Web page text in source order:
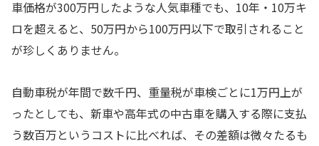
車価格が300万円したような人気車種でも、10年・10万キ
ロを超えると、50万円から100万円以下で取引されること
が珍しくありません。
自動車税が年間で数千円、重量税が車検ごとに1万円上が
ったとしても、新車や高年式の中古車を購入する際に支払
う数百万というコストに比べれば、その差額は微々たるも